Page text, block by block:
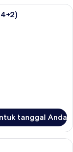
selimut bulu angsa,
tanggal Anda